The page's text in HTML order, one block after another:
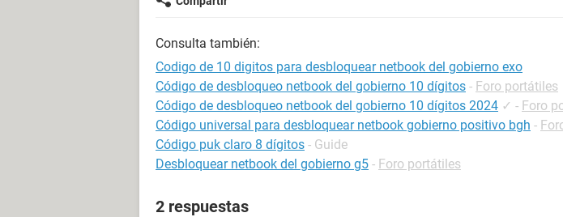
Consulta también:
Codigo de 10 digitos para desbloquear netbook del gobierno exo
Código de desbloqueo netbook del gobierno 10 dígitos - Foro portátiles
Código de desbloqueo netbook del gobierno 10 dígitos 2024 ✓ - Foro
Código universal para desbloquear netbook gobierno positivo bgh -
Código puk claro 8 dígitos - Guide
Desbloquear netbook del gobierno g5 - Foro portátiles
2 respuestas